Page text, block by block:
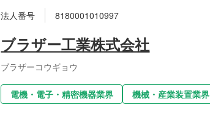
法人番号 8180001010997
ブラザー工業株式会社
ブラザーコウギョウ
電機・電子・精密機器業界 機械・産業装置業界